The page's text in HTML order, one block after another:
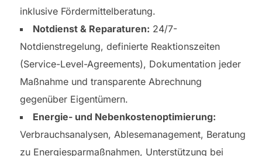
inklusive Fördermittelberatung.
Notdienst & Reparaturen: 24/7-
Notdienstregelung, definierte Reaktionszeiten
(Service-Level-Agreements), Dokumentation jeder
Maßnahme und transparente Abrechnung
gegenüber Eigentümern.
Energie- und Nebenkostenoptimierung:
Verbrauchsanalysen, Ablesemanagement, Beratung
zu Energiesparmaßnahmen, Unterstützung bei